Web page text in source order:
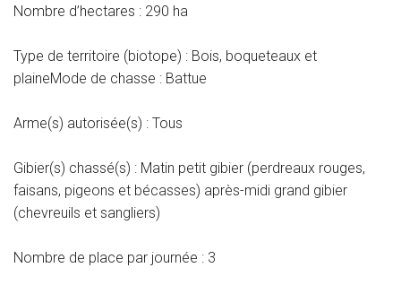
Nombre d’hectares : 290 ha
Type de territoire (biotope) : Bois, boqueteaux et
plaineMode de chasse : Battue
Arme(s) autorisée(s) : Tous
Gibier(s) chassé(s) : Matin petit gibier (perdreaux rouges,
faisans, pigeons et bécasses) après-midi grand gibier
(chevreuils et sangliers)
Nombre de place par journée : 3